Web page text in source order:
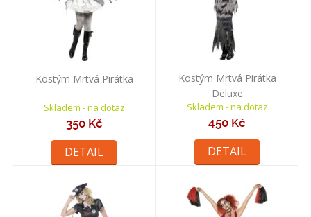
Kostým Mrtvá Pirátka
Skladem - na dotaz
350 Kč
DETAIL
Kostým Mrtvá Pirátka
Deluxe
Skladem - na dotaz
450 Kč
DETAIL